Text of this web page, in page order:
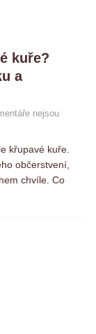
kuře?
a
nejsou
křupavé kuře.
občerstvení,
chvíle. Co